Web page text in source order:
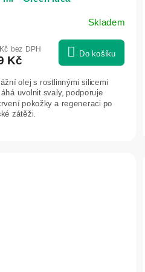
Skladem
bez DPH
Kč Do košíku
olej s rostlinnými silicemi
uvolnit svaly, podporuje
pokožky a regeneraci po
zátěži.